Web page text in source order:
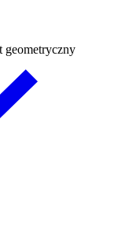
geometryczny